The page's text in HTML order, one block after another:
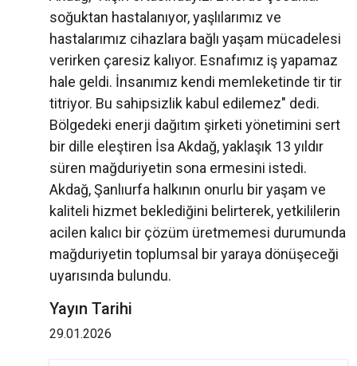
soğuktan hastalanıyor, yaşlılarımız ve
hastalarımız cihazlara bağlı yaşam mücadelesi
verirken çaresiz kalıyor. Esnafımız iş yapamaz
hale geldi. İnsanımız kendi memleketinde tir tir
titriyor. Bu sahipsizlik kabul edilemez" dedi.
Bölgedeki enerji dağıtım şirketi yönetimini sert
bir dille eleştiren İsa Akdağ, yaklaşık 13 yıldır
süren mağduriyetin sona ermesini istedi.
Akdağ, Şanlıurfa halkının onurlu bir yaşam ve
kaliteli hizmet beklediğini belirterek, yetkililerin
acilen kalıcı bir çözüm üretmemesi durumunda
mağduriyetin toplumsal bir yaraya dönüşeceği
uyarısında bulundu.
Yayın Tarihi
29.01.2026